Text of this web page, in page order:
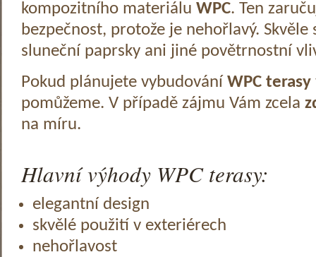
kompozitního materiálu WPC. Ten
bezpečnost, protože je nehořlavý.
sluneční paprsky ani jiné povětrnostní
Pokud plánujete vybudování WPC terasy
pomůžeme. V případě zájmu Vám zcela
na míru.
Hlavní výhody WPC terasy:
elegantní design
skvělé použití v exteriérech
nehořlavost